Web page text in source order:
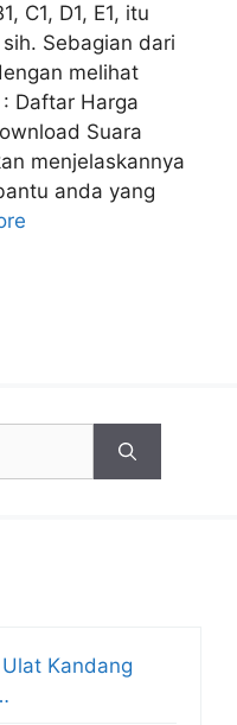
C1, D1, E1, itu
Sebagian dari
melihat
Daftar Harga
Suara
menjelaskannya
anda yang
Kandang